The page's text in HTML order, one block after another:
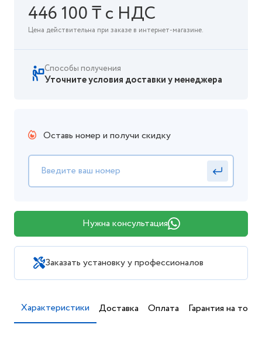
446 100 ₸ с НДС
Цена действительна при заказе в интернет-магазине.
Способы получения
Уточните условия доставки у менеджера
Оставь номер и получи скидку
Нужна консультация
Заказать установку у профессионалов
Характеристики Доставка Оплата Гарантия на товар